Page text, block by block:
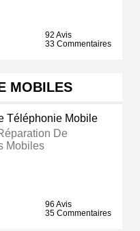
92 Avis
33 Commentaires
MOBILES
Téléphonie Mobile
De
Mobiles
96 Avis
35 Commentaires